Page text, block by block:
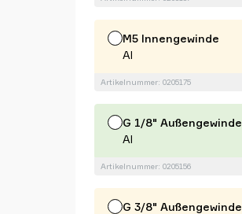
M5 Innengewinde
Al
Artikelnummer: 0205175
G 1/8" Außengewinde
Al
Artikelnummer: 0205156
G 3/8" Außengewinde